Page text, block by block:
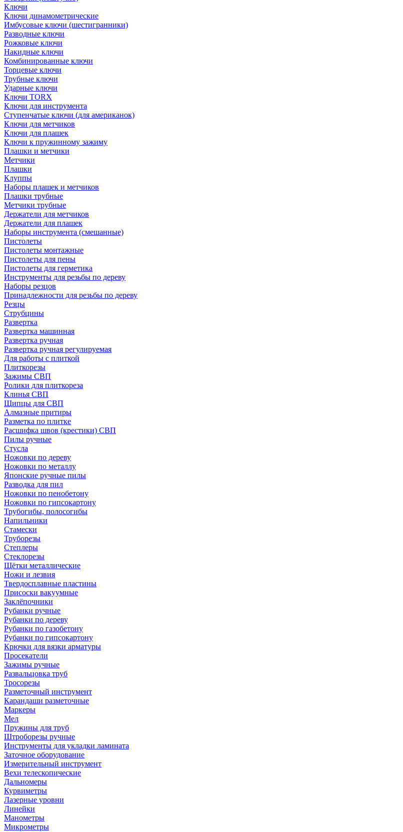
Ключи
Ключи динамометрические
Имбусовые ключи (шестигранники)
Разводные ключи
Рожковые ключи
Накидные ключи
Комбинированные ключи
Торцевые ключи
Трубные ключи
Ударные ключи
Ключи TORX
Ключи для инструмента
Ступенчатые ключи (для американок)
Ключи для метчиков
Ключи для плашек
Ключи к пружинному зажиму
Плашки и метчики
Метчики
Плашки
Клуппы
Наборы плашек и метчиков
Плашки трубные
Метчики трубные
Держатели для метчиков
Держатели для плашек
Наборы инструмента (смешанные)
Пистолеты
Пистолеты монтажные
Пистолеты для пены
Пистолеты для герметика
Инструменты для резьбы по дереву
Наборы резцов
Принадлежности для резьбы по дереву
Резцы
Струбцины
Развертка
Развертка машинная
Развертка ручная
Развертка ручная регулируемая
Для работы с плиткой
Плиткорезы
Зажимы СВП
Ролики для плиткореза
Клинья СВП
Щипцы для СВП
Алмазные притиры
Разметка по плитке
Расшифка швов (крестики) СВП
Пилы ручные
Стусла
Ножовки по дереву
Ножовки по металлу
Японские ручные пилы
Разводка для пил
Ножовки по пенобетону
Ножовки по гипсокартону
Трубогибы, полосогибы
Напильники
Стамески
Труборезы
Степлеры
Стеклорезы
Щётки металлические
Ножи и лезвия
Твердосплавные пластины
Присоски вакуумные
Заклёпочники
Рубанки ручные
Рубанки по дереву
Рубанки по газобетону
Рубанки по гипсокартону
Крючки для вязки арматуры
Просекатели
Зажимы ручные
Развальцовка труб
Тросорезы
Разметочный инструмент
Карандаши разметочные
Маркеры
Мел
Пружины для труб
Штроборезы ручные
Инструменты для укладки ламината
Заточное оборудование
Измерительный инструмент
Вехи телескопические
Дальномеры
Курвиметры
Лазерные уровни
Линейки
Манометры
Микрометры